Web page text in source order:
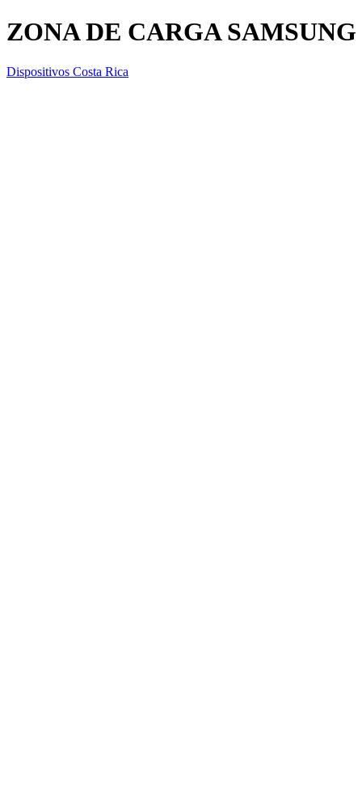
ZONA DE CARGA SAMSUNG
Dispositivos Costa Rica